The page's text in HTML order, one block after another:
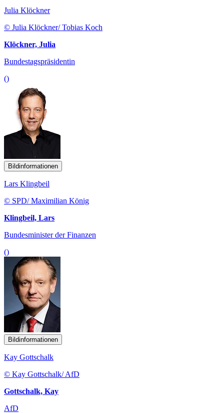
Julia Klöckner
© Julia Klöckner/ Tobias Koch
Klöckner, Julia
Bundestagspräsidentin
()
Bildinformationen
Lars Klingbeil
© SPD/ Maximilian König
Klingbeil, Lars
Bundesminister der Finanzen
()
Bildinformationen
Kay Gottschalk
© Kay Gottschalk/ AfD
Gottschalk, Kay
AfD